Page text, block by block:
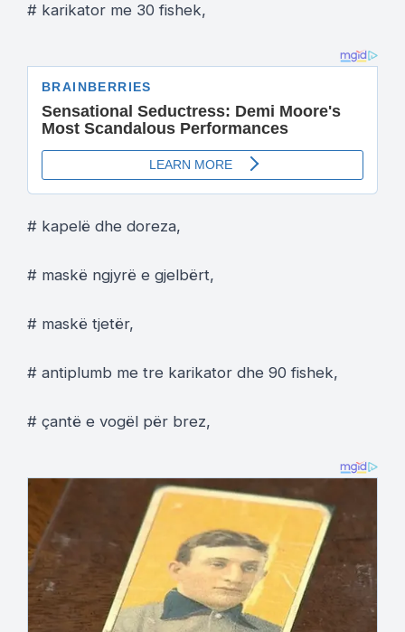
# karikator me 30 fishek,
# kapelë dhe doreza,
# maskë ngjyrë e gjelbërt,
# maskë tjetër,
# antiplumb me tre karikator dhe 90 fishek,
# çantë e vogël për brez,